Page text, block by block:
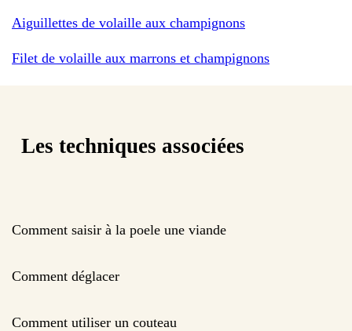
Aiguillettes de volaille aux champignons
Filet de volaille aux marrons et champignons
Les techniques associées
Comment saisir à la poele une viande
Comment déglacer
Comment utiliser un couteau